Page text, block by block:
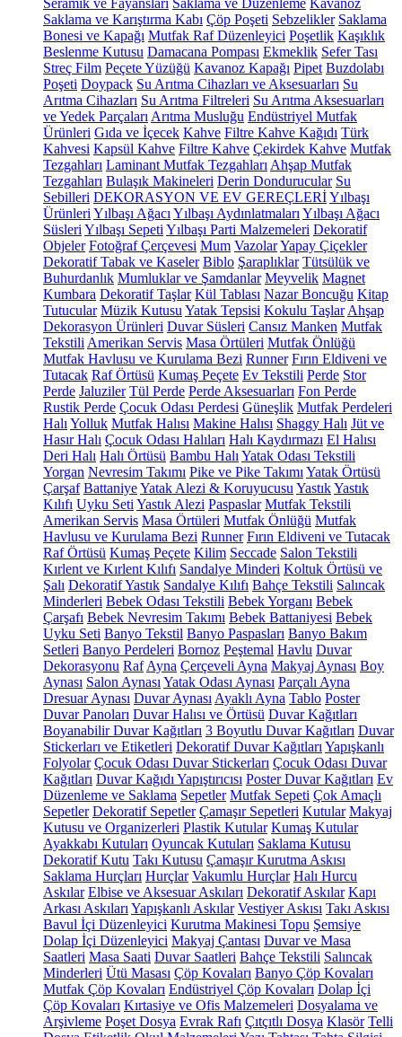
Seramik ve Fayansları Saklama ve Düzenleme Kavanoz
Saklama ve Karıştırma Kabı Çöp Poşeti Sebzelikler Saklama
Bonesi ve Kapağı Mutfak Raf Düzenleyici Poşetlik Kaşıklık
Beslenme Kutusu Damacana Pompası Ekmeklik Sefer Tası
Streç Film Peçete Yüzüğü Kavanoz Kapağı Pipet Buzdolabı
Poşeti Doypack Su Arıtma Cihazları ve Aksesuarları Su
Arıtma Cihazları Su Arıtma Filtreleri Su Arıtma Aksesuarları
ve Yedek Parçaları Arıtma Musluğu Endüstriyel Mutfak
Ürünleri Gıda ve İçecek Kahve Filtre Kahve Kağıdı Türk
Kahvesi Kapsül Kahve Filtre Kahve Çekirdek Kahve Mutfak
Tezgahları Laminant Mutfak Tezgahları Ahşap Mutfak
Tezgahları Bulaşık Makineleri Derin Dondurucular Su
Sebilleri DEKORASYON VE EV GEREÇLERİYılbaşı
Ürünleri Yılbaşı Ağacı Yılbaşı Aydınlatmaları Yılbaşı Ağacı
Süsleri Yılbaşı Sepeti Yılbaşı Parti Malzemeleri Dekoratif
Objeler Fotoğraf Çerçevesi Mum VazolarYapay Çiçekler
Dekoratif Tabak ve Kaseler Biblo Şaraplıklar Tütsülük ve
Buhurdanlık Mumluklar ve Şamdanlar Meyvelik Magnet
Kumbara Dekoratif Taşlar Kül Tablası Nazar Boncuğu Kitap
Tutucular Müzik Kutusu Yatak Tepsisi Kokulu Taşlar Ahşap
Dekorasyon Ürünleri Duvar Süsleri Cansız Manken Mutfak
Tekstili Amerikan Servis Masa Örtüleri Mutfak Önlüğü
Mutfak Havlusu ve Kurulama Bezi Runner Fırın Eldiveni ve
Tutacak Raf Örtüsü Kumaş Peçete Ev Tekstili Perde Stor
Perde Jaluziler Tül Perde Perde Aksesuarları Fon Perde
Rustik Perde Çocuk Odası Perdesi Güneşlik Mutfak Perdeleri
Halı Yolluk Mutfak Halısı Makine Halısı Shaggy Halı Jüt ve
Hasır Halı Çocuk Odası Halıları Halı Kaydırmazı El Halısı
Deri Halı Halı Örtüsü Bambu Halı Yatak Odası Tekstili
Yorgan Nevresim Takımı Pike ve Pike Takımı Yatak Örtüsü
Çarşaf BattaniyeYatak Alezi & Koruyucusu YastıkYastık
Kılıfı Uyku Seti Yastık Alezi Paspaslar Mutfak Tekstili
Amerikan Servis Masa Örtüleri Mutfak Önlüğü Mutfak
Havlusu ve Kurulama Bezi Runner Fırın Eldiveni ve Tutacak
Raf Örtüsü Kumaş Peçete Kilim Seccade Salon Tekstili
Kırlent ve Kırlent Kılıfı Sandalye Minderi Koltuk Örtüsü ve
Şalı Dekoratif Yastık Sandalye Kılıfı Bahçe Tekstili Salıncak
Minderleri Bebek Odası Tekstili Bebek Yorganı Bebek
Çarşafı Bebek Nevresim Takımı Bebek Battaniyesi Bebek
Uyku Seti Banyo Tekstil Banyo Paspasları Banyo Bakım
Setleri Banyo Perdeleri Bornoz Peştemal Havlu Duvar
Dekorasyonu Raf Ayna Çerçeveli Ayna Makyaj Aynası Boy
Aynası Salon Aynası Yatak Odası Aynası Parçalı Ayna
Dresuar Aynası Duvar Aynası Ayaklı Ayna Tablo Poster
Duvar Panoları Duvar Halısı ve Örtüsü Duvar Kağıtları
Boyanabilir Duvar Kağıtları 3 Boyutlu Duvar Kağıtları Duvar
Stickerları ve Etiketleri Dekoratif Duvar Kağıtları Yapışkanlı
Folyolar Çocuk Odası Duvar Stickerları Çocuk Odası Duvar
Kağıtları Duvar Kağıdı Yapıştırıcısı Poster Duvar Kağıtları Ev
Düzenleme ve Saklama Sepetler Mutfak Sepeti Çok Amaçlı
Sepetler Dekoratif Sepetler Çamaşır Sepetleri Kutular Makyaj
Kutusu ve Organizerleri Plastik Kutular Kumaş Kutular
Ayakkabı Kutuları Oyuncak Kutuları Saklama Kutusu
Dekoratif Kutu Takı Kutusu Çamaşır Kurutma Askısı
Saklama Hurçları Hurçlar Vakumlu Hurçlar Halı Hurcu
Askılar Elbise ve Aksesuar Askıları Dekoratif Askılar Kapı
Arkası Askıları Yapışkanlı Askılar Vestiyer Askısı Takı Askısı
Bavul İçi Düzenleyici Kurutma Makinesi Topu Şemsiye
Dolap İçi Düzenleyici Makyaj Çantası Duvar ve Masa
Saatleri Masa Saati Duvar Saatleri Bahçe Tekstili Salıncak
Minderleri Ütü Masası Çöp Kovaları Banyo Çöp Kovaları
Mutfak Çöp Kovaları Endüstriyel Çöp Kovaları Dolap İçi
Çöp Kovaları Kırtasiye ve Ofis Malzemeleri Dosyalama ve
Arşivleme Poşet Dosya Evrak Rafı Çıtçıtlı Dosya Klasör Telli